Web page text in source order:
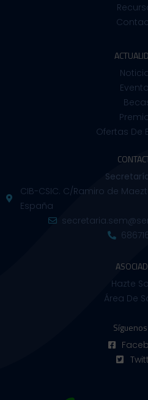
Ofertas De
CIB-CSIC. C/Ramiro de
España
Hazte
Área De